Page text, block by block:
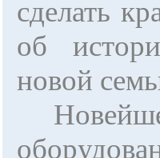
сделать
об
новой